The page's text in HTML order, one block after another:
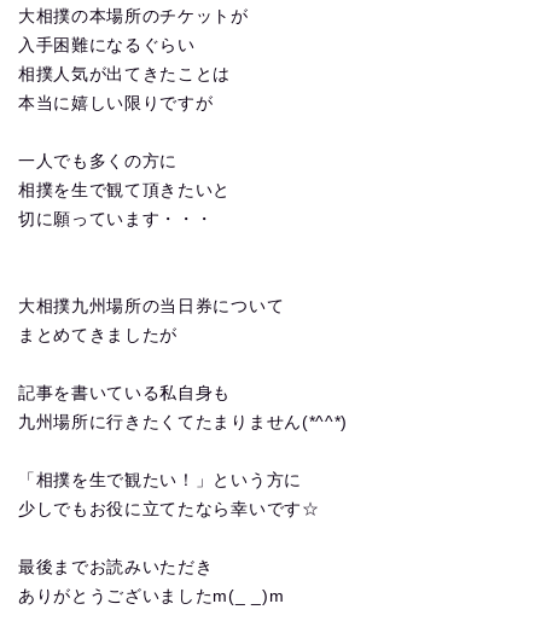
大相撲の本場所のチケットが
入手困難になるぐらい
相撲人気が出てきたことは
本当に嬉しい限りですが
一人でも多くの方に
相撲を生で観て頂きたいと
切に願っています・・・
大相撲九州場所の当日券について
まとめてきましたが
記事を書いている私自身も
九州場所に行きたくてたまりません(*^^*)
「相撲を生で観たい！」という方に
少しでもお役に立てたなら幸いです☆
最後までお読みいただき
ありがとうございましたm(_ _)m